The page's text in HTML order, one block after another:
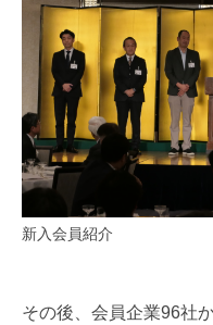
新入会員紹介
その後、会員企業96社